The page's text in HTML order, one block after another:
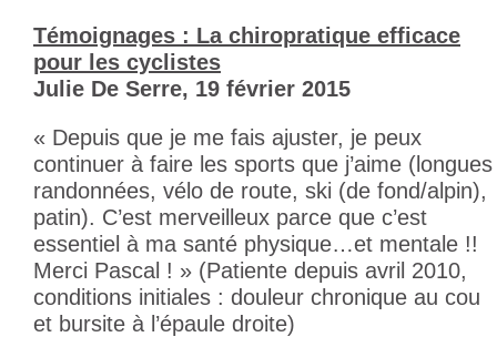
Témoignages : La chiropratique efficace
pour les cyclistes
Julie De Serre, 19 février 2015
« Depuis que je me fais ajuster, je peux
continuer à faire les sports que j’aime (longues
randonnées, vélo de route, ski (de fond/alpin),
patin). C’est merveilleux parce que c’est
essentiel à ma santé physique…et mentale !!
Merci Pascal ! » (Patiente depuis avril 2010,
conditions initiales : douleur chronique au cou
et bursite à l’épaule droite)